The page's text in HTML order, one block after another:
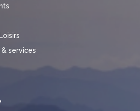
services